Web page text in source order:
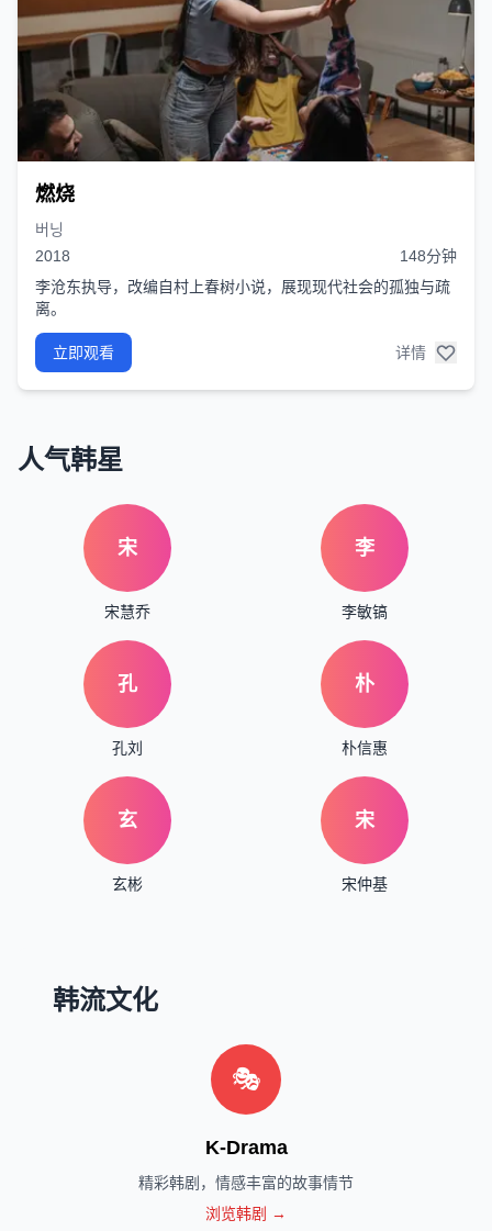
燃烧
버닝
2018
148分钟
李沧东执导，改编自村上春树小说，展现现代社会的孤独与疏
离。
立即观看 详情
人气韩星
宋
宋慧乔
李
李敏镐
孔
孔刘
朴
朴信惠
玄
玄彬
宋
宋仲基
韩流文化
🎭
K-Drama
精彩韩剧，情感丰富的故事情节
浏览韩剧 →